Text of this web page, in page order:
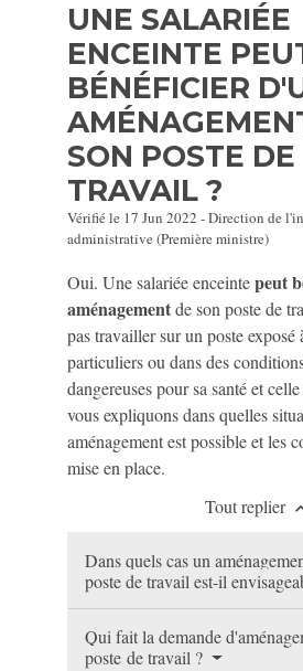
UNE SALARIÉE
ENCEINTE
BÉNÉFICIER
SON POSTE DE
TRAVAIL ?
Vérifié le 17 Jun 2022 - Direction de
administrative (Première ministre)
Oui. Une salariée enceintepeut
aménagementde son poste de
pas travailler sur un poste exposé
particuliers ou dans des
dangereuses pour sa santé et
vous expliquons dans quelles
aménagement est possible et les
mise en place.
Tout replier
Dans quels cas un
poste de travail est-il
Qui fait la demande
poste de travail ?